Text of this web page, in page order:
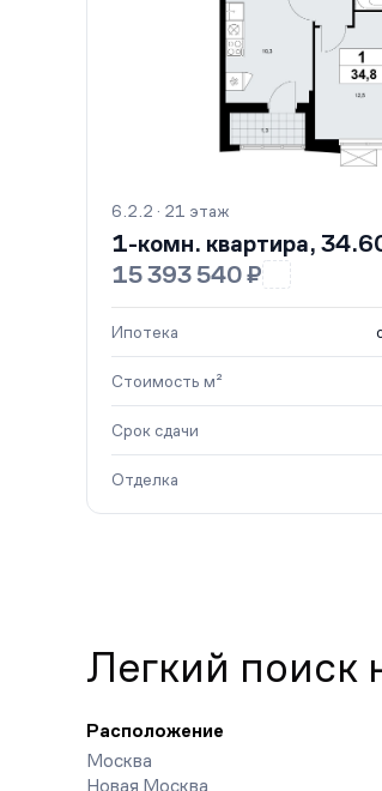
6.2.2 · 21 этаж
1-комн. квартира,
15 393 540 ₽
Ипотека
Стоимость м²
Срок сдачи
Отделка
Легкий поиск
Расположение
Москва
Новая Москва